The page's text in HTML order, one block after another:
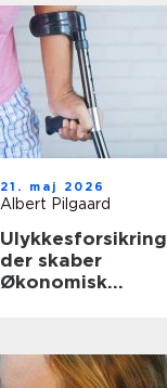
21. maj 2026
Albert Pilgaard
Ulykkesforsikring
der skaber
Økonomisk